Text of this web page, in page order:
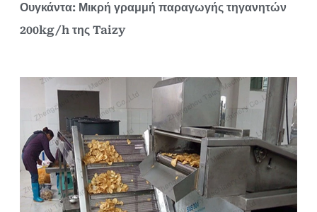
Ουγκάντα: Μικρή γραμμή παραγωγής τηγανητών
200kg/h της Taizy